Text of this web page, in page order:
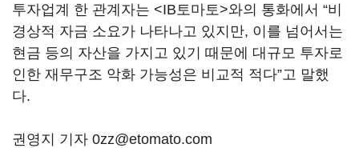
투자업계 한 관계자는 <IB토마토>와의 통화에서 “비
경상적 자금 소요가 나타나고 있지만, 이를 넘어서는
현금 등의 자산을 가지고 있기 때문에 대규모 투자로
인한 재무구조 악화 가능성은 비교적 적다”고 말했
다.
권영지 기자 0zz@etomato.com